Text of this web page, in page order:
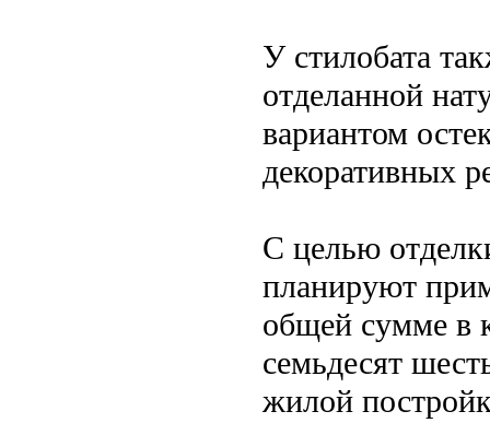
У стилобата
отделанной
вариантом
декоративных
С целью
планируют
общей сумме в
семьдесят
жилой